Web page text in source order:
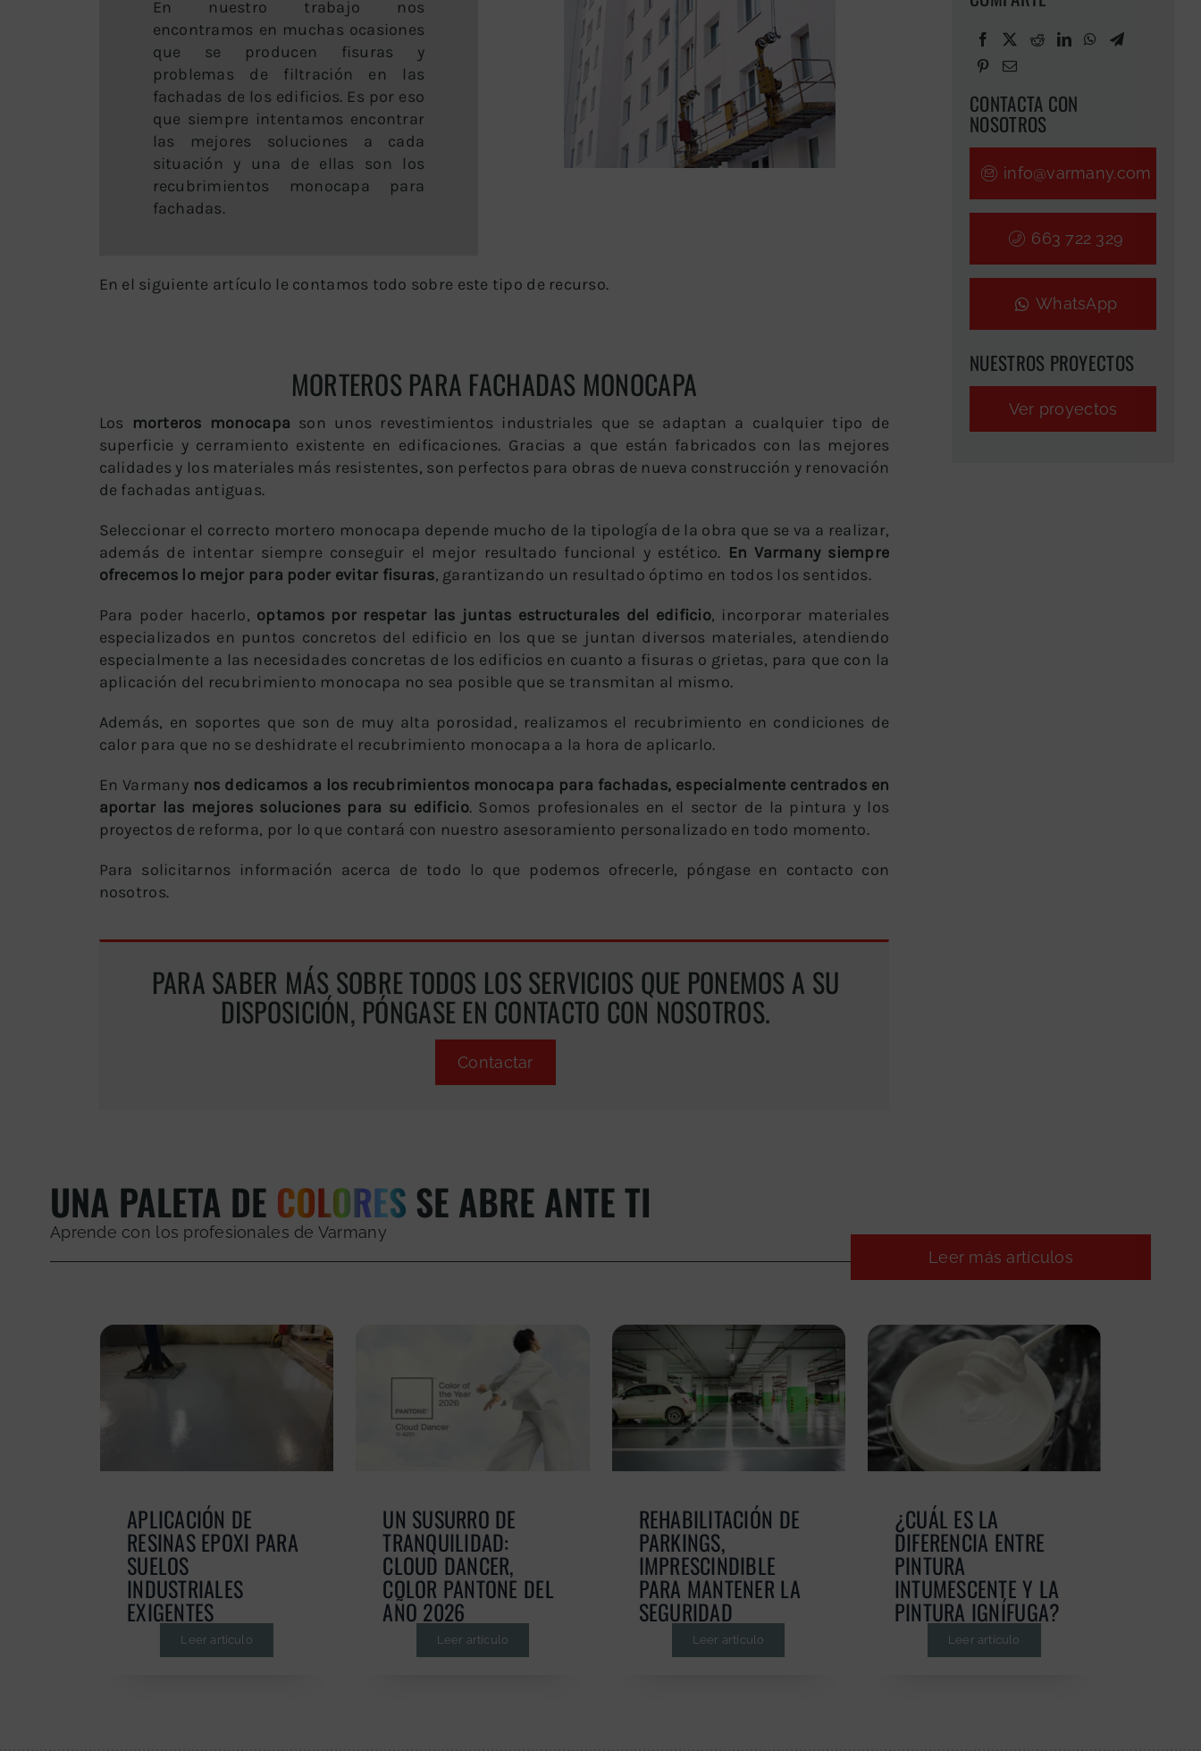
En nuestro trabajo nos
encontramos en muchas ocasiones
que se producen fisuras y
problemas de filtración en las
fachadas de los edificios. Es por eso
que siempre intentamos encontrar
las mejores soluciones a cada
situación y una de ellas son los
recubrimientos monocapa para
fachadas.
En el siguiente artículo le contamos todo sobre este tipo de recurso.
MORTEROS PARA FACHADAS MONOCAPA
Los morteros monocapa son unos revestimientos industriales que se adaptan a cualquier tipo de
superficie y cerramiento existente en edificaciones. Gracias a que están fabricados con las mejores
calidades y los materiales más resistentes, son perfectos para obras de nueva construcción y renovación
de fachadas antiguas.
Seleccionar el correcto mortero monocapa depende mucho de la tipología de la obra que se va a realizar,
además de intentar siempre conseguir el mejor resultado funcional y estético. En Varmany siempre
ofrecemos lo mejor para poder evitar fisuras, garantizando un resultado óptimo en todos los sentidos.
Para poder hacerlo, optamos por respetar las juntas estructurales del edificio, incorporar materiales
especializados en puntos concretos del edificio en los que se juntan diversos materiales, atendiendo
especialmente a las necesidades concretas de los edificios en cuanto a fisuras o grietas, para que con la
aplicación del recubrimiento monocapa no sea posible que se transmitan al mismo.
Además, en soportes que son de muy alta porosidad, realizamos el recubrimiento en condiciones de
calor para que no se deshidrate el recubrimiento monocapa a la hora de aplicarlo.
En Varmany nos dedicamos a los recubrimientos monocapa para fachadas, especialmente centrados en
aportar las mejores soluciones para su edificio. Somos profesionales en el sector de la pintura y los
proyectos de reforma, por lo que contará con nuestro asesoramiento personalizado en todo momento.
Para solicitarnos información acerca de todo lo que podemos ofrecerle, póngase en contacto con
nosotros.
PARA SABER MÁS SOBRE TODOS LOS SERVICIOS QUE PONEMOS A SU
DISPOSICIÓN, PÓNGASE EN CONTACTO CON NOSOTROS.
Contactar
CONTACTA CON
NOSOTROS
info@varmany.com
663 722 329
WhatsApp
NUESTROS PROYECTOS
Ver proyectos
UNA PALETA DE COLORES SE ABRE ANTE TI
Aprende con los profesionales de Varmany
Leer más artículos
APLICACIÓN DE
RESINAS EPOXI PARA
SUELOS
INDUSTRIALES
EXIGENTES
Leer artículo
UN SUSURRO DE
TRANQUILIDAD:
CLOUD DANCER,
COLOR PANTONE DEL
AÑO 2026
Leer artículo
REHABILITACIÓN DE
PARKINGS,
IMPRESCINDIBLE
PARA MANTENER LA
SEGURIDAD
Leer artículo
¿CUÁL ES LA
DIFERENCIA ENTRE
PINTURA
INTUMESCENTE Y LA
PINTURA IGNÍFUGA?
Leer artículo